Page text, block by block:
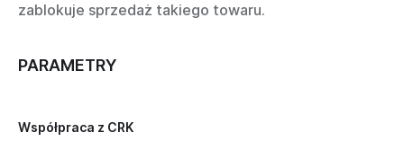
zablokuje sprzedaż takiego towaru.
PARAMETRY
Współpraca z CRK